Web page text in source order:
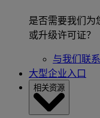
是否需要我们为
或升级许可证？
与我们联系
大型企业入口
相关资源